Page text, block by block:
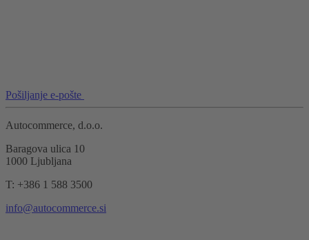
Pošiljanje e-pošte
Autocommerce, d.o.o.
Baragova ulica 10
1000 Ljubljana
T: +386 1 588 3500
info@autocommerce.si